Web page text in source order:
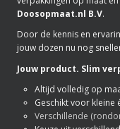
Doosopmaat.nl B.V.
Door de kennis en
jouw dozen nu nog
Jouw product. Slim
Altijd volledig op
Geschikt voor kleine
Verschillende